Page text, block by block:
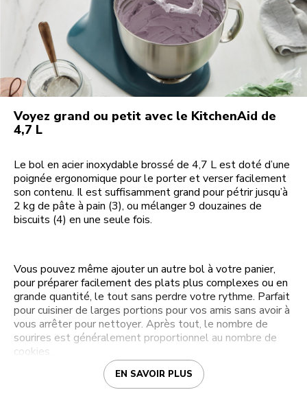
Voyez grand ou petit avec le KitchenAid de
4,7 L
Le bol en acier inoxydable brossé de 4,7 L est doté d’une
poignée ergonomique pour le porter et verser facilement
son contenu. Il est suffisamment grand pour pétrir jusqu’à
2 kg de pâte à pain (3), ou mélanger 9 douzaines de
biscuits (4) en une seule fois.
Vous pouvez même ajouter un autre bol à votre panier,
pour préparer facilement des plats plus complexes ou en
grande quantité, le tout sans perdre votre rythme. Parfait
pour cuisiner de larges portions pour vos amis sans avoir à
vous arrêter pour nettoyer. Après tout, le nombre de
sourires est généralement proportionnel au nombre de
cookies.
EN SAVOIR PLUS